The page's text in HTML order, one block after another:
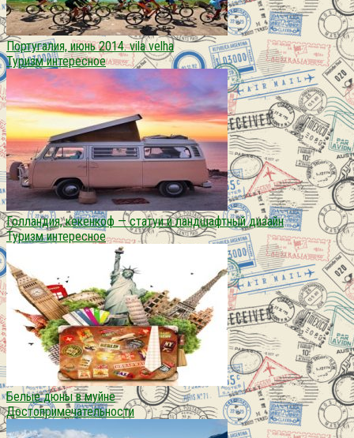
Португалия, июнь 2014. vila velha
Туризм интересное
Голландия, кекенкоф — статуи и ландшафтный дизайн
Туризм интересное
Белые дюны в муйне
Достопримечательности